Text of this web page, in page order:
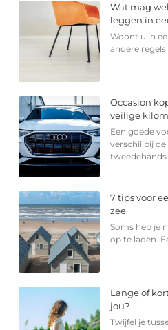
Wat mag
leggen in
Woont u in
andere
Occasion
veilige
Een goede
verschil bij
tweedehands
7 tips voor
zee
Soms heb je
op te laden.
Lange of
jou?
Twijfel je